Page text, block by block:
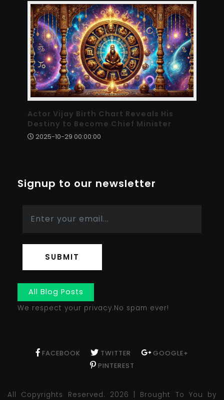
Actor Vijay Birth Chart Reveals His
Destiny to Become Chief Minister
2025-10-29 00:00:00
Signup to our newsletter
SUBMIT
All Blog Posts
We respect your privacy.No spam ever!
FACEBOOK TWITTER
GOOGLE+
PINTEREST
All Copyrights Reserved. 2026 | Brought To You by